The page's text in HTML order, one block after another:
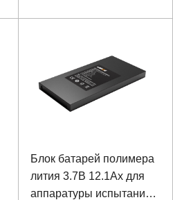
Блок батарей полимера
лития 3.7В 12.1Ах для
аппаратуры испытания